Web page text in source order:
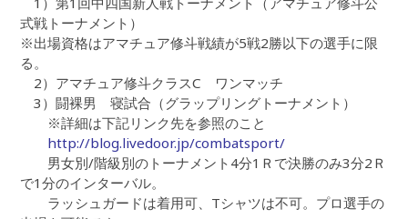
式戦トーナメント）
※出場資格はアマチュア修斗戦績が5戦2勝以下の選手に限
る。
2）アマチュア修斗クラスC ワンマッチ
3）闘裸男 寝試合（グラップリングトーナメント）
※詳細は下記リンク先を参照のこと
http://blog.livedoor.jp/combatsport/
男女別/階級別のトーナメント4分1Ｒで決勝のみ3分2Ｒ
で1分のインターバル。
ラッシュガードは着用可、Tシャツは不可。プロ選手の